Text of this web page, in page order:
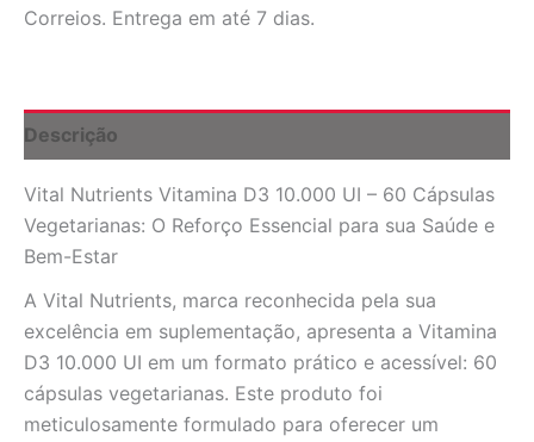
UI
Vegetarianas:
Saúde
e
Imunidade
Fortalecidas
quantidade
Correios. Entrega em até 7 dias.
Descrição
Vital Nutrients Vitamina D3 10.000 UI – 60 Cápsulas
Vegetarianas: O Reforço Essencial para sua Saúde e
Bem-Estar
A Vital Nutrients, marca reconhecida pela sua
excelência em suplementação, apresenta a Vitamina
D3 10.000 UI em um formato prático e acessível: 60
cápsulas vegetarianas. Este produto foi
meticulosamente formulado para oferecer um